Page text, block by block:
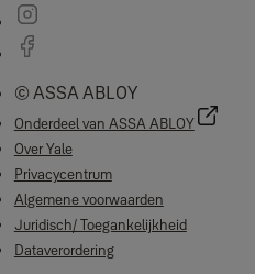
© ASSA ABLOY
Onderdeel van ASSA ABLOY
Over Yale
Privacycentrum
Algemene voorwaarden
Juridisch/ Toegankelijkheid
Dataverordering